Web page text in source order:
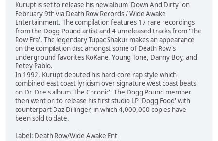
Kurupt is set to release his new album 'Down And Dirty' on
February 9th via Death Row Records / Wide Awake
Entertainment. The compilation features 17 rare recordings
from the Dogg Pound artist and 4 unreleased tracks from 'The
Row Era'. The legendary Tupac Shakur makes an appearance
on the compilation disc amongst some of Death Row's
underground favorites KoKane, Young Tone, Danny Boy, and
Petey Pablo.
In 1992, Kurupt debuted his hard-core rap style which
combined east coast lyricism over signature west coast beats
on Dr. Dre's album 'The Chronic'. The Dogg Pound member
then went on to release his first studio LP 'Dogg Food' with
counterpart Daz Dillinger, in which 4,000,000 copies have
been sold to date.
Label: Death Row/Wide Awake Ent